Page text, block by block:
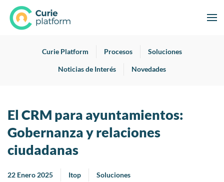
Curie Platform Procesos Soluciones
Noticias de Interés Novedades
El CRM para ayuntamientos:
Gobernanza y relaciones
ciudadanas
22 Enero 2025 Itop Soluciones